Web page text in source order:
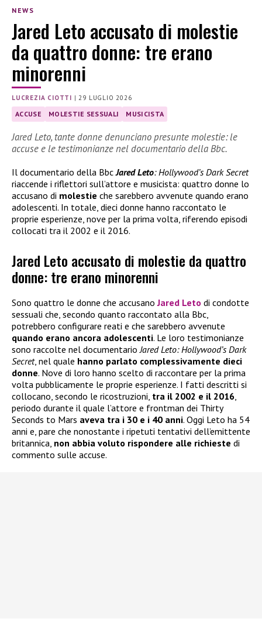
NEWS
Jared Leto accusato di molestie
da quattro donne: tre erano
minorenni
LUCREZIA CIOTTI | 29 LUGLIO 2026
ACCUSE MOLESTIE SESSUALI MUSICISTA
Jared Leto, tante donne denunciano presunte molestie: le
accuse e le testimonianze nel documentario della Bbc.
Il documentario della BbcJared Leto: Hollywood’s Dark Secret
riaccende i riflettori sull’attore e musicista: quattro donne lo
accusano di molestie che sarebbero avvenute quando erano
adolescenti. In totale, dieci donne hanno raccontato le
proprie esperienze, nove per la prima volta, riferendo episodi
collocati tra il 2002 e il 2016.
Jared Leto accusato di molestie da quattro
donne: tre erano minorenni
Sono quattro le donne che accusanoJared Leto di condotte
sessuali che, secondo quanto raccontato alla Bbc,
potrebbero configurare reati e che sarebbero avvenute
quando erano ancora adolescenti. Le loro testimonianze
sono raccolte nel documentario Jared Leto: Hollywood’s Dark
Secret, nel quale hanno parlato complessivamente dieci
donne. Nove di loro hanno scelto di raccontare per la prima
volta pubblicamente le proprie esperienze. I fatti descritti si
collocano, secondo le ricostruzioni, tra il 2002 e il 2016
periodo durante il quale l’attore e frontman dei Thirty
Seconds to Mars aveva tra i 30 e i 40 anni. Oggi Leto ha 54
anni e, pare che nonostante i ripetuti tentativi dell’emittente
britannica, non abbia voluto rispondere alle richieste di
commento sulle accuse.